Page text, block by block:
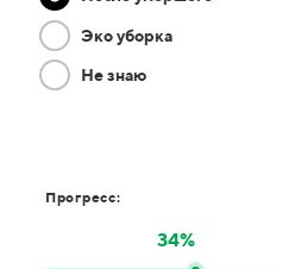
Эко уборка
Не знаю
Прогресс:
34%